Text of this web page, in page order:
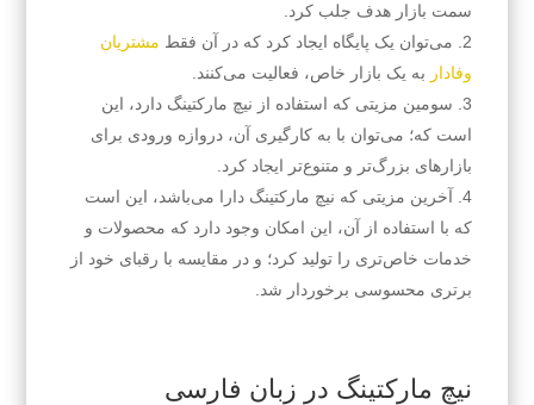
سمت بازار هدف جلب کرد.
می‌توان یک پایگاه ایجاد کرد که در آن فقط مشتریان
وفادار به یک بازار خاص، فعالیت می‌کنند.
سومین مزیتی که استفاده از نیچ مارکتینگ دارد، این
است که؛ می‌توان با به کارگیری آن، دروازه ورودی برای
بازارهای بزرگ‌تر و متنوع‌تر ایجاد کرد.
آخرین مزیتی که نیچ مارکتینگ دارا می‌باشد، این است
که با استفاده از آن، این امکان وجود دارد که محصولات و
خدمات خاص‌تری را تولید کرد؛ و در مقایسه با رقبای خود از
برتری محسوسی برخوردار شد.
نیچ مارکتینگ در زبان فارسی